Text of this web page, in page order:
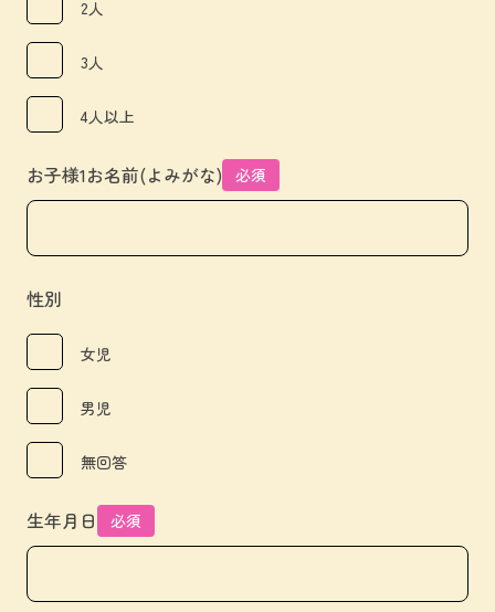
2人
3人
4人以上
お子様1お名前(よみがな) 必須
性別
女児
男児
無回答
生年月日 必須